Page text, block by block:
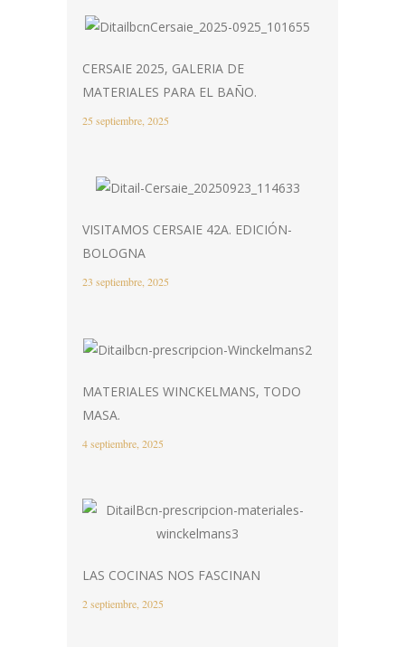
CERSAIE 2025, GALERIA DE
MATERIALES PARA EL BAÑO.
25 septiembre, 2025
VISITAMOS CERSAIE 42A. EDICIÓN-
BOLOGNA
23 septiembre, 2025
MATERIALES WINCKELMANS, TODO
MASA.
4 septiembre, 2025
LAS COCINAS NOS FASCINAN
2 septiembre, 2025